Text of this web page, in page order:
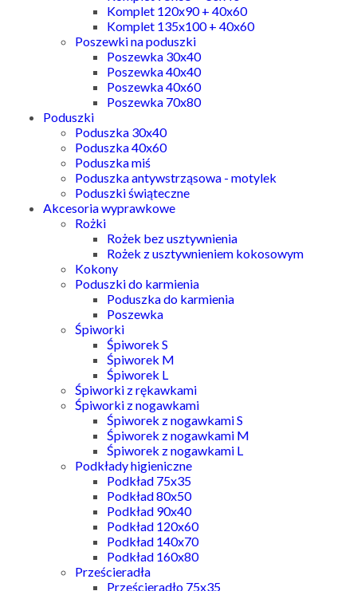
Komplet 120x90 + 40x60
Komplet 135x100 + 40x60
Poszewki na poduszki
Poszewka 30x40
Poszewka 40x40
Poszewka 40x60
Poszewka 70x80
Poduszki
Poduszka 30x40
Poduszka 40x60
Poduszka miś
Poduszka antywstrząsowa - motylek
Poduszki świąteczne
Akcesoria wyprawkowe
Rożki
Rożek bez usztywnienia
Rożek z usztywnieniem kokosowym
Kokony
Poduszki do karmienia
Poduszka do karmienia
Poszewka
Śpiworki
Śpiworek S
Śpiworek M
Śpiworek L
Śpiworki z rękawkami
Śpiworki z nogawkami
Śpiworek z nogawkami S
Śpiworek z nogawkami M
Śpiworek z nogawkami L
Podkłady higieniczne
Podkład 75x35
Podkład 80x50
Podkład 90x40
Podkład 120x60
Podkład 140x70
Podkład 160x80
Prześcieradła
Prześcieradło 75x35